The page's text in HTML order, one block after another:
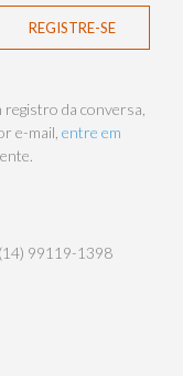
REGISTRE-SE
registro da conversa,
e-mail, entre em
99119-1398